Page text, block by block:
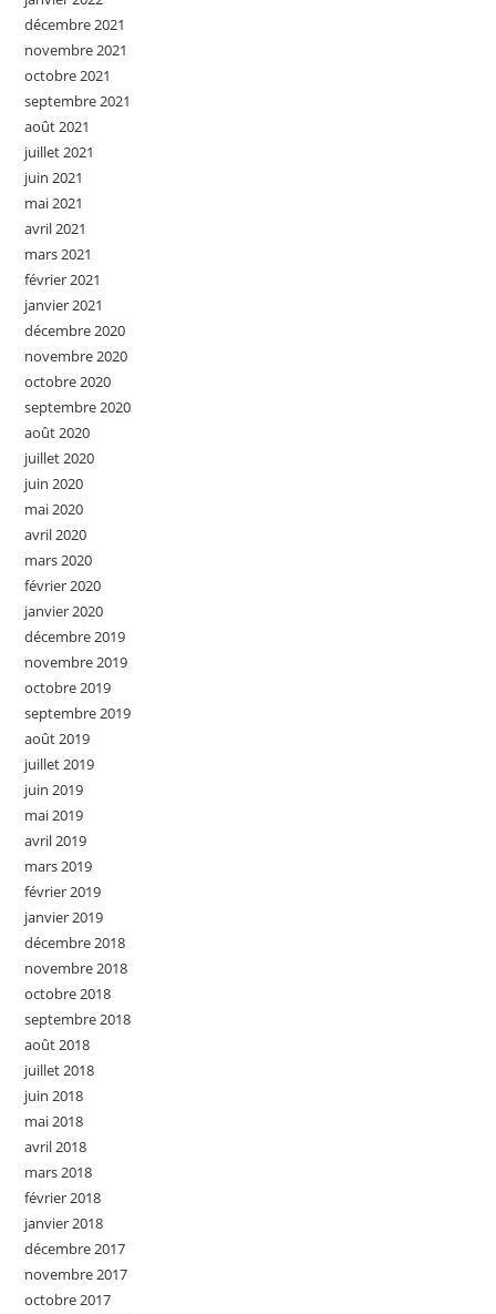
décembre 2021
novembre 2021
octobre 2021
septembre 2021
août 2021
juillet 2021
juin 2021
mai 2021
avril 2021
mars 2021
février 2021
janvier 2021
décembre 2020
novembre 2020
octobre 2020
septembre 2020
août 2020
juillet 2020
juin 2020
mai 2020
avril 2020
mars 2020
février 2020
janvier 2020
décembre 2019
novembre 2019
octobre 2019
septembre 2019
août 2019
juillet 2019
juin 2019
mai 2019
avril 2019
mars 2019
février 2019
janvier 2019
décembre 2018
novembre 2018
octobre 2018
septembre 2018
août 2018
juillet 2018
juin 2018
mai 2018
avril 2018
mars 2018
février 2018
janvier 2018
décembre 2017
novembre 2017
octobre 2017